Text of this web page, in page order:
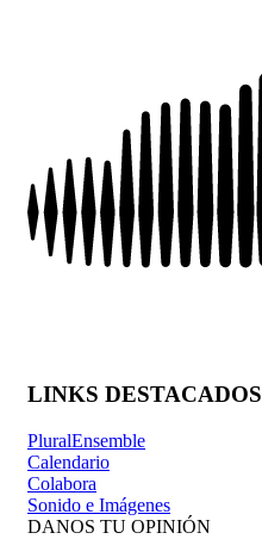
LINKS DESTACADOS
PluralEnsemble
Calendario
Colabora
Sonido e Imágenes
DANOS TU OPINIÓN